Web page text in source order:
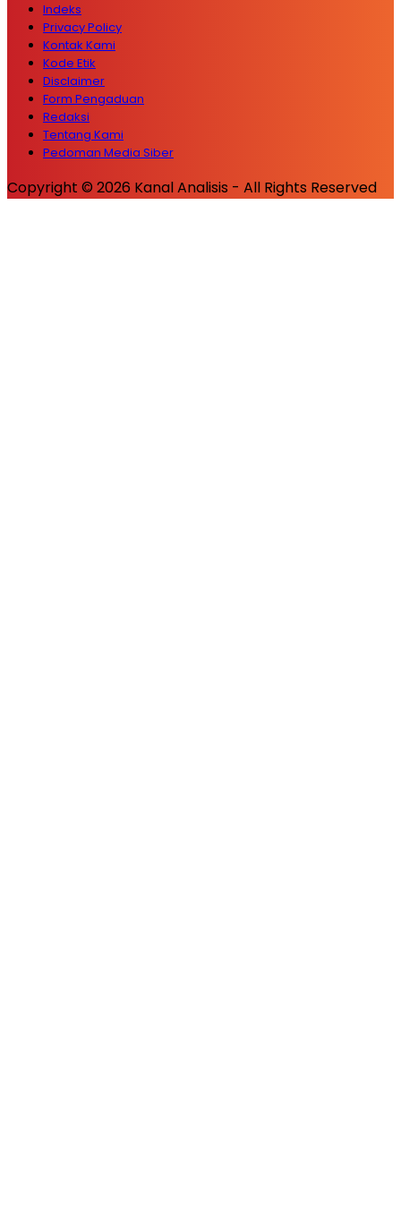
Indeks
Privacy Policy
Kontak Kami
Kode Etik
Disclaimer
Form Pengaduan
Redaksi
Tentang Kami
Pedoman Media Siber
Copyright © 2026 Kanal Analisis - All Rights Reserved